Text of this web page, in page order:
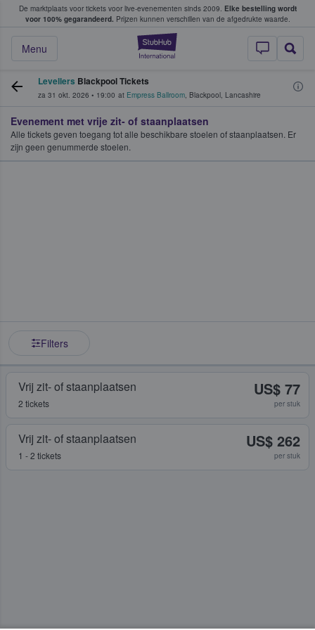
De marktplaats voor tickets voor live-evenementen sinds 2009. Elke bestelling wordt
voor 100% gegarandeerd. Prijzen kunnen verschillen van de afgedrukte waarde.
StubHub: waar
Menu
tickets kopen en verkopen
Levellers Blackpool Tickets
za 31 okt. 2026 • 19:00 at Empress Ballroom, Blackpool, Lancashire
Evenement met vrije zit- of staanplaatsen
Alle tickets geven toegang tot alle beschikbare stoelen of staanplaatsen. Er
zijn geen genummerde stoelen.
Filters
Vrij zit- of staanplaatsen
2 tickets
US$ 77
per stuk
Vrij zit- of staanplaatsen
1 - 2 tickets
US$ 262
per stuk